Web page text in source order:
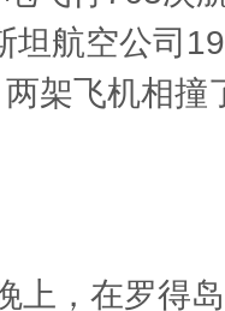
坦航空公司
架飞机相撞
上，在罗得